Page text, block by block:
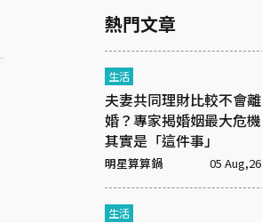
熱門文章
生活
夫妻共同理財比較不會離
婚？專家揭婚姻最大危機
其實是「這件事」
明星算算鍋 05 Aug,26
生活